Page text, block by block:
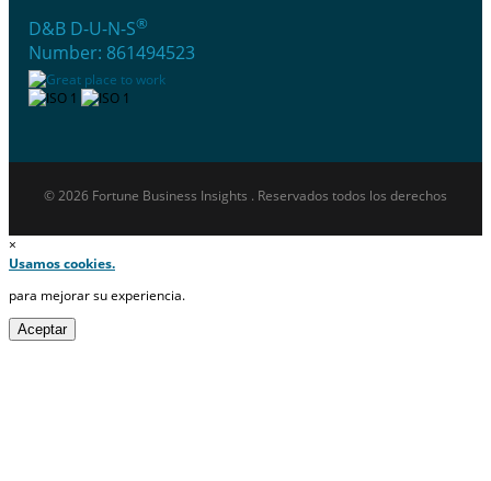
D&B D-U-N-S®
Number: 861494523
© 2026 Fortune Business Insights . Reservados todos los derechos
×
Usamos cookies.
para mejorar su experiencia.
Aceptar